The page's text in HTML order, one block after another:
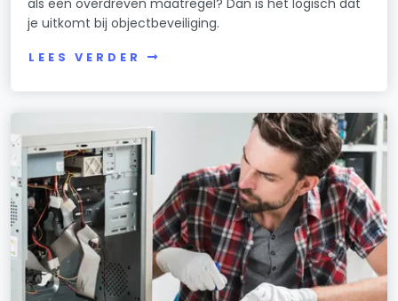
als een overdreven maatregel? Dan is het logisch dat
je uitkomt bij objectbeveiliging.
LEES VERDER